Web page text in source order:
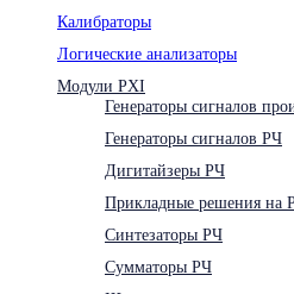
Калибраторы
Логические анализаторы
Модули PXI
Генераторы сигналов
Генераторы сигналов РЧ
Дигитайзеры РЧ
Прикладные решения на
Синтезаторы РЧ
Сумматоры РЧ